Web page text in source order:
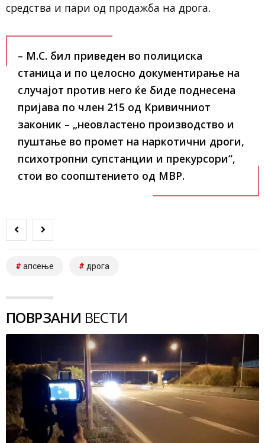
средства и пари од продажба на дрога.
– М.С. бил приведен во полициска
станица и по целосно документирање на
случајот против него ќе биде поднесена
пријава по член 215 од Кривичниот
законик – „неовластено производство и
пуштање во промет на наркотични дроги,
психотропни супстанции и прекурсори“,
стои во соопштението од МВР.
апсење дрога
ПОВРЗАНИ ВЕСТИ